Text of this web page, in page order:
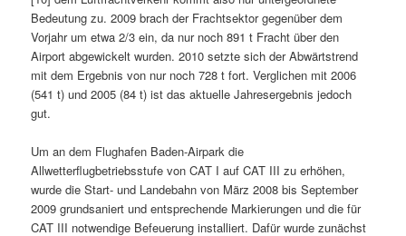
Bedeutung zu. 2009 brach der Frachtsektor gegenüber dem
Vorjahr um etwa 2/3 ein, da nur noch 891 t Fracht über den
Airport abgewickelt wurden. 2010 setzte sich der Abwärtstrend
mit dem Ergebnis von nur noch 728 t fort. Verglichen mit 2006
(541 t) und 2005 (84 t) ist das aktuelle Jahresergebnis jedoch
gut.
Um an dem Flughafen Baden-Airpark die
Allwetterflugbetriebsstufe von CAT I auf CAT III zu erhöhen,
wurde die Start- und Landebahn von März 2008 bis September
2009 grundsaniert und entsprechende Markierungen und die für
CAT III notwendige Befeuerung installiert. Dafür wurde zunächst